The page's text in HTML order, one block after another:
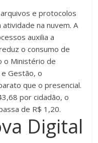
e protocolos
na nuvem. A
auxilia a
o consumo de
o Ministério de
Gestão, o
que o presencial.
por cidadão, o
de R$ 1,20.
Digital